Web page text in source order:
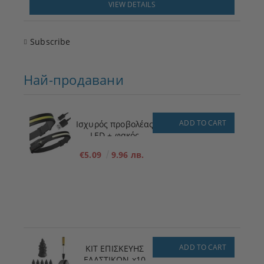
VIEW DETAILS
Subscribe
Най-продавани
Ισχυρός προβολέας
LED + φακός
€5.09
9.96 лв.
ADD TO CART
ΚΙΤ ΕΠΙΣΚΕΥΗΣ
ΕΛΑΣΤΙΚΩΝ x10
ADD TO CART